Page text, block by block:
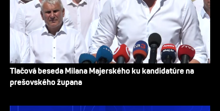
Tlačová beseda Milana Majerského ku kandidatúre na
prešovského župana